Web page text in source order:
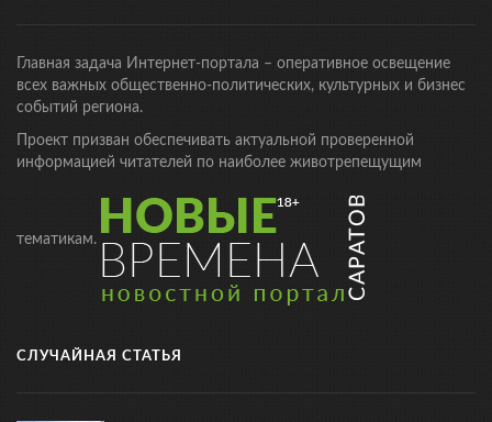
Главная задача Интернет-портала – оперативное освещение
всех важных общественно-политических, культурных и бизнес
событий региона.
Проект призван обеспечивать актуальной проверенной
информацией читателей по наиболее животрепещущим
тематикам.
СЛУЧАЙНАЯ СТАТЬЯ